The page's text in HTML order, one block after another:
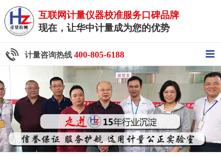
互联网计量仪器校准服务口碑品牌
现在，让华中计量成为您的优势
计量咨询热线 400-805-6188